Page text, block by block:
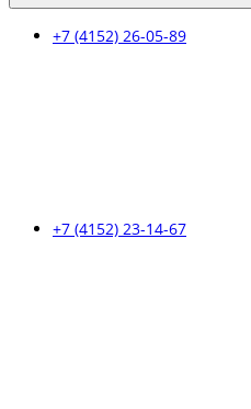
+7 (4152) 26-05-89
+7 (4152) 23-14-67